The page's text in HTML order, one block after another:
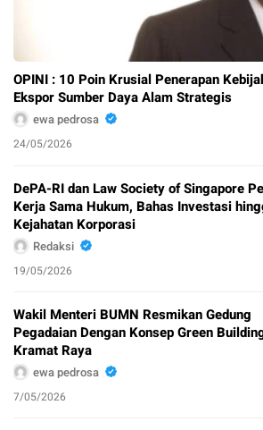
OPINI : 10 Poin Krusial Penerapan
Ekspor Sumber Daya Alam Strategis
ewa pedrosa
24/05/2026
DePA-RI dan Law Society of Singapore
Kerja Sama Hukum, Bahas Investasi
Kejahatan Korporasi
Redaksi
19/05/2026
Wakil Menteri BUMN Resmikan Gedung
Pegadaian Dengan Konsep Green
Kramat Raya
ewa pedrosa
7/05/2026